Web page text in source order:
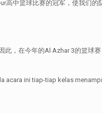
中篮球比赛的冠军，使我们的
，在今年的Al Azhar 3的篮球
acara ini tiap-tiap kelas